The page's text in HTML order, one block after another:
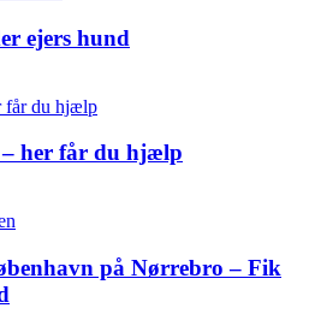
ejers hund
her får du hjælp
på Nørrebro – Fik